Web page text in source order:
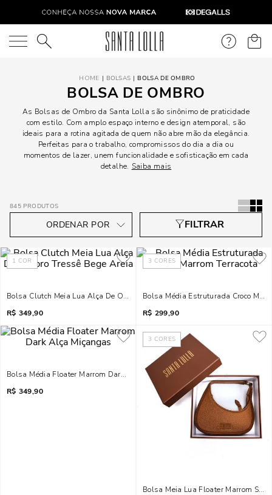
O que você está procurando?
BOLSAS BOLSA DE OMBRO
BOLSA DE OMBRO
As Bolsas de Ombro da Santa Lolla são sinônimo de praticidade
com estilo. Com amplo espaço interno e design atemporal, são
ideais para a rotina agitada de quem não abre mão da elegância.
Perfeitas para o trabalho, compromissos do dia a dia ou
momentos de lazer, unem funcionalidade e sofisticação em cada
detalhe. Saiba mais
845 PRODUTOS
1 COR
Bolsa Clutch Meia Lua Alça De Ombro Tressê Bege Areia
R$ 349,90
3 CORES
Bolsa Média Estruturada Croco
R$ 299,90
Bolsa Média Floater Marrom Dark Alça Miçangas
R$ 349,90
3 CORES
Bolsa Meia Lua Floater Marrom